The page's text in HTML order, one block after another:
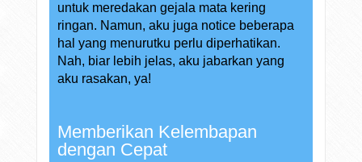
untuk meredakan gejala mata kering
ringan. Namun, aku juga notice beberapa
hal yang menurutku perlu diperhatikan.
Nah, biar lebih jelas, aku jabarkan yang
aku rasakan, ya!
Memberikan Kelembapan
dengan Cepat